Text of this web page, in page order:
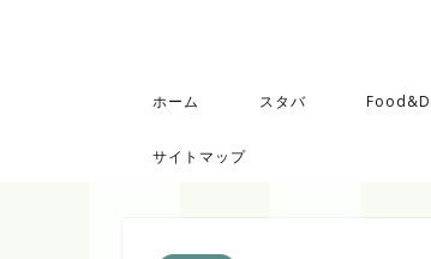
ホーム スタバ
サイトマップ